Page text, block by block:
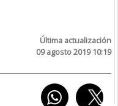
Última actualización
09 agosto 2019 10:19